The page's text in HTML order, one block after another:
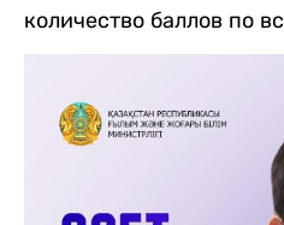
количество баллов по